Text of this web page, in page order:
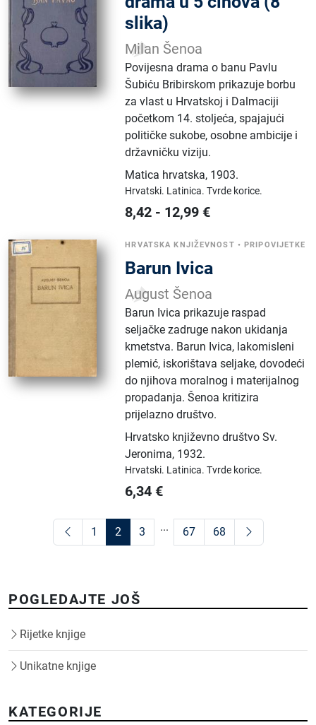
slika)
Milan Šenoa
Povijesna drama o banu Pavlu
Šubiću Bribirskom prikazuje borbu
za vlast u Hrvatskoj i Dalmaciji
početkom 14. stoljeća, spajajući
političke sukobe, osobne ambicije i
državničku viziju.
Matica hrvatska, 1903.
Hrvatski. Latinica.Tvrde korice.
8,42 - 12,99 €
HRVATSKA KNJIŽEVNOST •PRIPOVIJETKE
Barun Ivica
August Šenoa
Barun Ivica prikazuje raspad
seljačke zadruge nakon ukidanja
kmetstva. Barun Ivica, lakomisleni
plemić, iskorištava seljake, dovodeći
do njihova moralnog i materijalnog
propadanja. Šenoa kritizira
prijelazno društvo.
Hrvatsko književno društvo Sv.
Jeronima, 1932.
Hrvatski. Latinica.Tvrde korice.
6,34 €
1 2 3 ... 67 68
POGLEDAJTE JOŠ
Rijetke knjige
Unikatne knjige
KATEGORIJE